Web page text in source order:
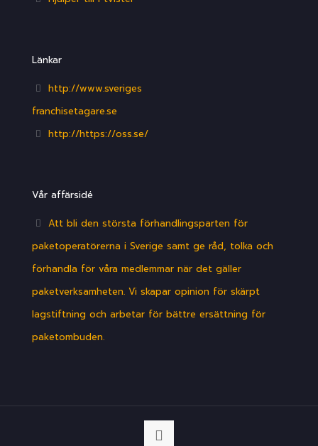
Länkar
http://www.sveriges
franchisetagare.se
http://https://oss.se/
Vår affärsidé
Att bli den största förhandlingsparten för
paketoperatörerna i Sverige samt ge råd, tolka och
förhandla för våra medlemmar när det gäller
paketverksamheten. Vi skapar opinion för skärpt
lagstiftning och arbetar för bättre ersättning för
paketombuden.